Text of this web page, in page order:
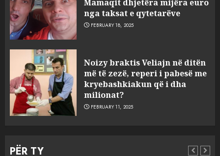
Mamaqit dhjetëra mijëra euro
nga taksat e qytetarëve
FEBRUARY 18, 2025
Noizy braktis Veliajn në ditën
më të zezë, reperi i pabesë me
kryebashkiakun që i dha
milionat?
FEBRUARY 11, 2025
PËR TY
3
sulmuan “One Albania”,
ngjarja u fsheh. A u vodhën
serverat?
MARCH 25, 2025